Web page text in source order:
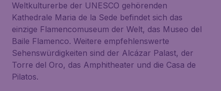
Weltkulturerbe der UNESCO gehörenden
Kathedrale Maria de la Sede befindet sich das
einzige Flamencomuseum der Welt, das Museo del
Baile Flamenco. Weitere empfehlenswerte
Sehenswürdigkeiten sind der Alcázar Palast, der
Torre del Oro, das Amphitheater und die Casa de
Pilatos.